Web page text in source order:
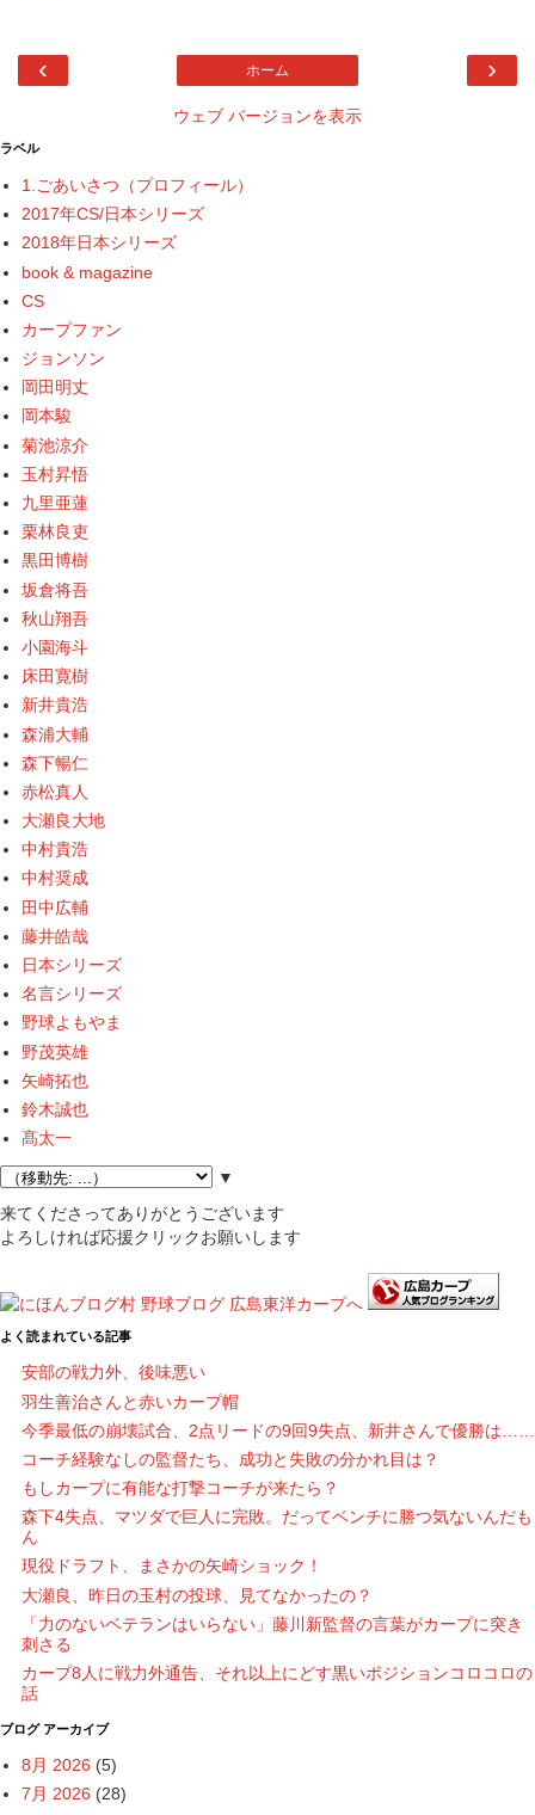
‹ ›
ホーム
ウェブ バージョンを表示
ラベル
1.ごあいさつ（プロフィール）
2017年CS/日本シリーズ
2018年日本シリーズ
book & magazine
CS
カープファン
ジョンソン
岡田明丈
岡本駿
菊池涼介
玉村昇悟
九里亜蓮
栗林良吏
黒田博樹
坂倉将吾
秋山翔吾
小園海斗
床田寛樹
新井貴浩
森浦大輔
森下暢仁
赤松真人
大瀬良大地
中村貴浩
中村奨成
田中広輔
藤井皓哉
日本シリーズ
名言シリーズ
野球よもやま
野茂英雄
矢崎拓也
鈴木誠也
髙太一
▼
来てくださってありがとうございます
よろしければ応援クリックお願いします
よく読まれている記事
安部の戦力外、後味悪い
羽生善治さんと赤いカープ帽
今季最低の崩壊試合、2点リードの9回9失点、新井さんで優勝は……
コーチ経験なしの監督たち、成功と失敗の分かれ目は？
もしカープに有能な打撃コーチが来たら？
森下4失点、マツダで巨人に完敗。だってベンチに勝つ気ないんだも
ん
現役ドラフト、まさかの矢崎ショック！
大瀬良、昨日の玉村の投球、見てなかったの？
「力のないベテランはいらない」藤川新監督の言葉がカープに突き
刺さる
カープ8人に戦力外通告、それ以上にどす黒いポジションコロコロの
話
ブログ アーカイブ
8月 2026 (5)
7月 2026 (28)